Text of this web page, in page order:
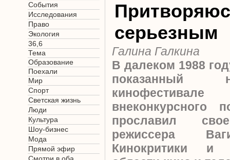
События
Исследования
Право
Экология
36,6
Тема
Образование
Поехали
Мир
Спорт
Светская жизнь
Люди
Культура
Шоу-бизнес
Мода
Прямой эфир
серьезным
Галина Галкина
В далеком 1988
показанный
внеконкурсного
прославил
режиссера
Кинокритики и